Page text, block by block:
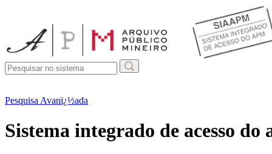
Pesquisa Avanï¿½ada
Sistema integrado de acesso do